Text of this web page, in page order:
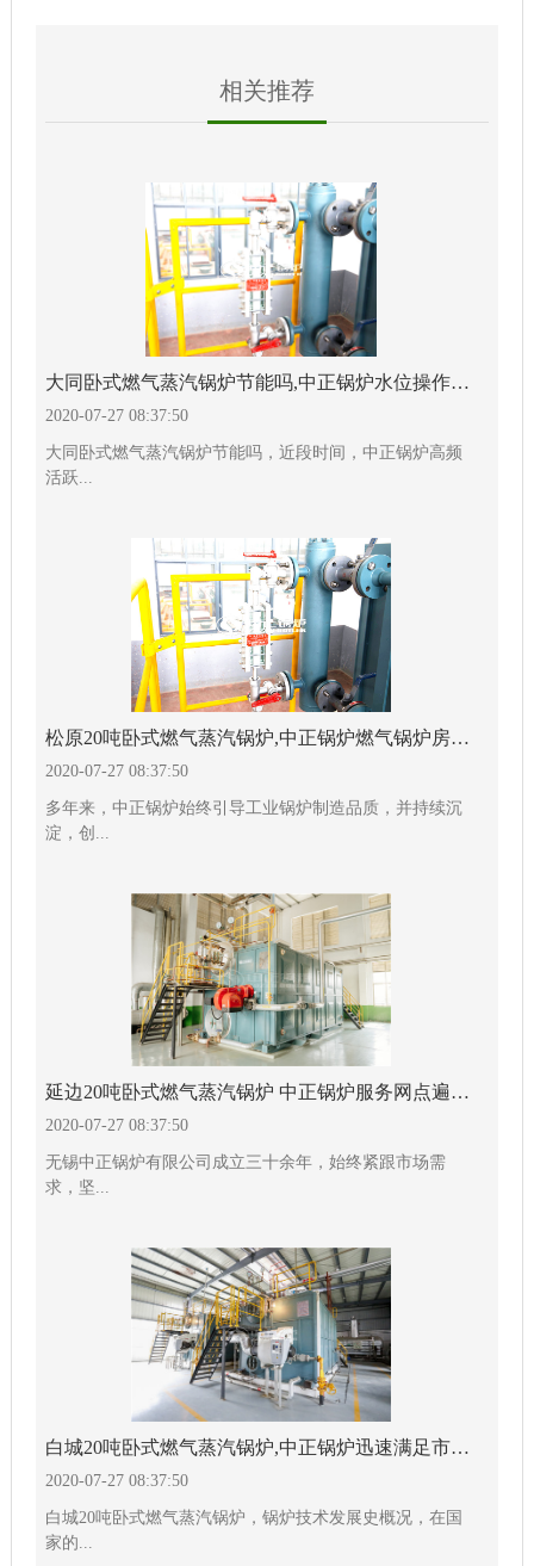
相关推荐
大同卧式燃气蒸汽锅炉节能吗,中正锅炉水位操作详解
2020-07-27 08:37:50
大同卧式燃气蒸汽锅炉节能吗，近段时间，中正锅炉高频
活跃...
松原20吨卧式燃气蒸汽锅炉,中正锅炉燃气锅炉房优势显著
2020-07-27 08:37:50
多年来，中正锅炉始终引导工业锅炉制造品质，并持续沉
淀，创...
延边20吨卧式燃气蒸汽锅炉 中正锅炉服务网点遍布全球
2020-07-27 08:37:50
无锡中正锅炉有限公司成立三十余年，始终紧跟市场需
求，坚...
白城20吨卧式燃气蒸汽锅炉,中正锅炉迅速满足市场需要
2020-07-27 08:37:50
白城20吨卧式燃气蒸汽锅炉，锅炉技术发展史概况，在国
家的...